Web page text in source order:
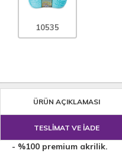
10535
ÜRÜN AÇIKLAMASI
TESLİMAT VE İADE
- %100 premium akrilik.